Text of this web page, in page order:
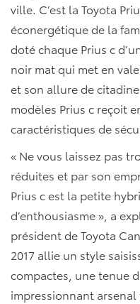
ville. C’est la Toyota
éconergétique de la
doté chaque Prius c
noir mat qui met en
et son allure de
modèles Prius c reçoit
caractéristiques de
« Ne vous laissez pas
réduites et par son
Prius c est la petite
d’enthousiasme », a
président de Toyota
2017 allie un style
compactes, une tenue
impressionnant